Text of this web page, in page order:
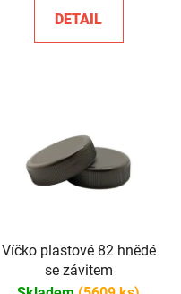
DETAIL
Víčko plastové 82 hnědé
se závitem